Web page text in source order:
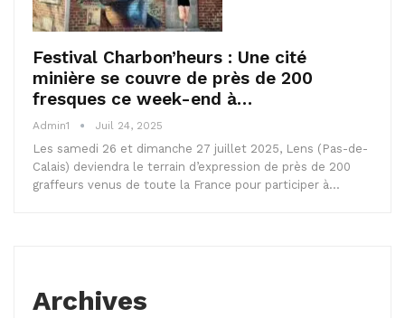
Festival Charbon’heurs : Une cité
minière se couvre de près de 200
fresques ce week-end à…
Admin1 Juil 24, 2025
Les samedi 26 et dimanche 27 juillet 2025, Lens (Pas-de-
Calais) deviendra le terrain d’expression de près de 200
graffeurs venus de toute la France pour participer à…
Archives